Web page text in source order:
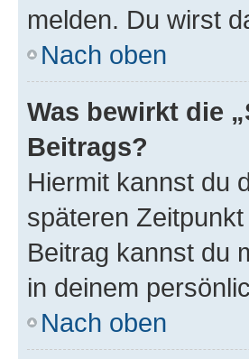
melden. Du wirst
Nach oben
Was bewirkt die
Beitrags?
Hiermit kannst du
späteren
Beitrag kannst du
in deinem
Nach oben